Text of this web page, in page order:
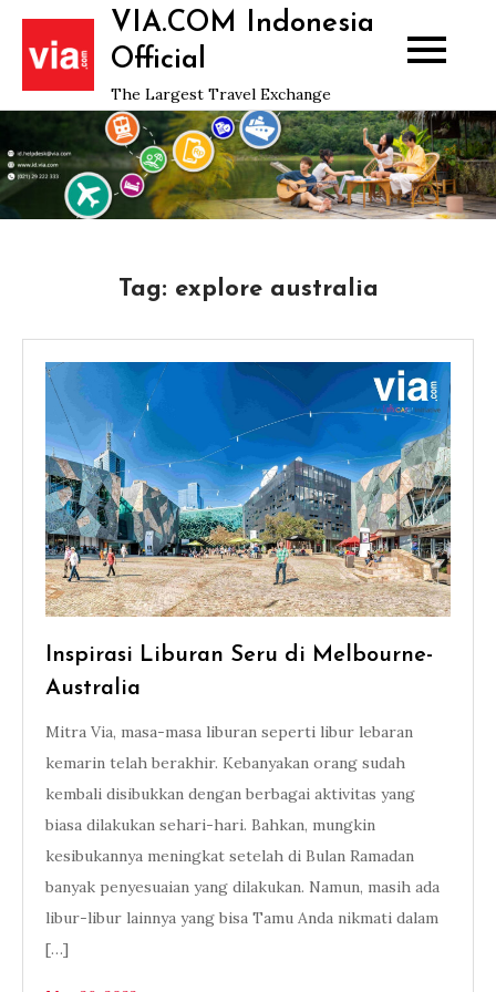
Skip
content
VIA.COM Indonesia
Official
The Largest Travel Exchange
Tag: explore australia
Inspirasi Liburan Seru di Melbourne-
Australia
Mitra Via, masa-masa liburan seperti libur lebaran
kemarin telah berakhir. Kebanyakan orang sudah
kembali disibukkan dengan berbagai aktivitas yang
biasa dilakukan sehari-hari. Bahkan, mungkin
kesibukannya meningkat setelah di Bulan Ramadan
banyak penyesuaian yang dilakukan. Namun, masih ada
libur-libur lainnya yang bisa Tamu Anda nikmati dalam
[…]